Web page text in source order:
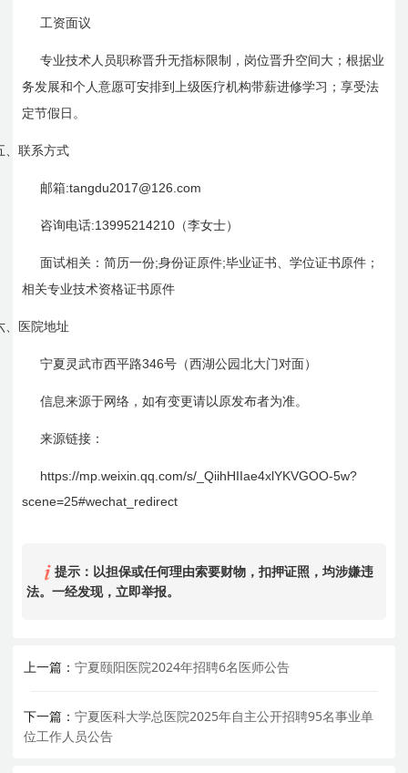
工资面议
专业技术人员职称晋升无指标限制，岗位晋升空间大；根据业
务发展和个人意愿可安排到上级医疗机构带薪进修学习；享受法
定节假日。
、联系方式
邮箱:tangdu2017@126.com
咨询电话:13995214210 （李女士）
面试相关：简历一份;身份证原件;毕业证书、学位证书原件；
相关专业技术资格证书原件
医院地址
宁夏灵武市西平路346号（西湖公园北大门对面）
信息来源于网络，如有变更请以原发布者为准。
来源链接：
https://mp.weixin.qq.com/s/_QiihHIIae4xlYKVGOO-5w?
scene=25#wechat_redirect
提示：以担保或任何理由索要财物，扣押证照，均涉嫌违
法。一经发现，立即举报。
上一篇：宁夏颐阳医院2024年招聘6名医师公告
下一篇：宁夏医科大学总医院2025年自主公开招聘95名事业单
位工作人员公告